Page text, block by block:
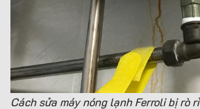
Cách sửa máy nóng lạnh Ferroli bị rò rỉ